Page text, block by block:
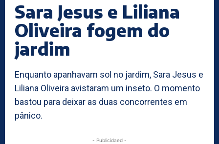
Sara Jesus e Liliana
Oliveira fogem do
jardim
Enquanto apanhavam sol no jardim, Sara Jesus e
Liliana Oliveira avistaram um inseto. O momento
bastou para deixar as duas concorrentes em
pânico.
- Publicidaed -